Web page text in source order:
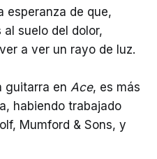
esperanza de que,
suelo del dolor,
a ver un rayo de luz.
guitarra en Ace, es más
habiendo trabajado
Mumford & Sons, y